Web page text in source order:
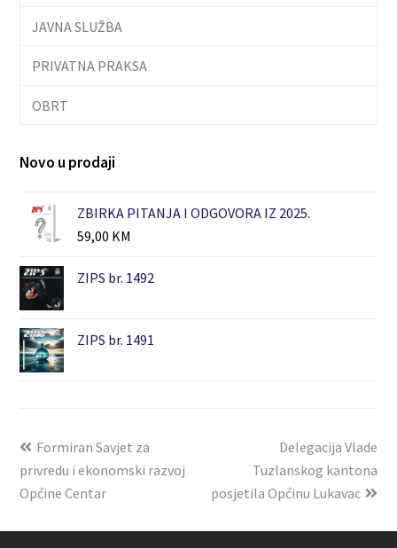
JAVNA SLUŽBA
PRIVATNA PRAKSA
OBRT
Novo u prodaji
ZBIRKA PITANJA I ODGOVORA IZ 2025.
59,00 KM
ZIPS br. 1492
ZIPS br. 1491
Formiran Savjet za
privredu i ekonomski razvoj
Općine Centar
Delegacija Vlade
Tuzlanskog kantona
posjetila Općinu Lukavac